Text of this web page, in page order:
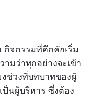
กิจกรรมที่คึกคักเริ่ม
ามว่าทุกอย่างจะเข้า
งช่วงที่บทบาทของผู้
ป็นผู้บริหาร ซึ่งต้อง